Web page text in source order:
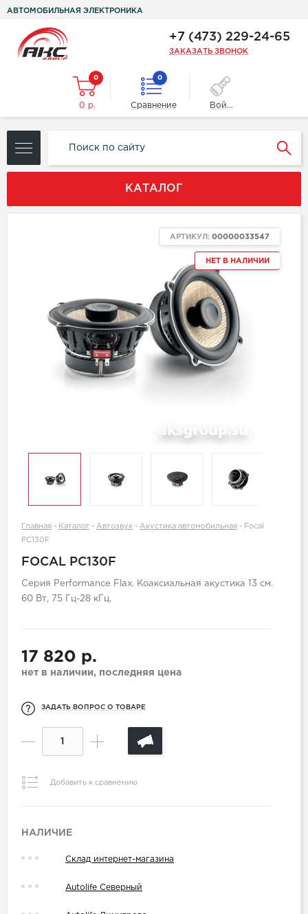
АВТОМОБИЛЬНАЯ ЭЛЕКТРОНИКА
+7 (473) 229-24-65
ЗАКАЗАТЬ ЗВОНОК
0
0 р.
0
Сравнение Войти
КАТАЛОГ
НЕТ В НАЛИЧИИ
АРТИКУЛ: 00000033547
Главная - Каталог - Автозвук - Акустика автомобильная - Focal
PC130F
FOCAL PC130F
Серия Performance Flax. Коаксиальная акустика 13 см.
60 Вт, 75 Гц-28 кГц.
17 820 р.
нет в наличии, последняя цена
ЗАДАТЬ ВОПРОС О ТОВАРЕ
Добавить к сравнению
НАЛИЧИЕ
Склад интернет-магазина
Autolife Северный